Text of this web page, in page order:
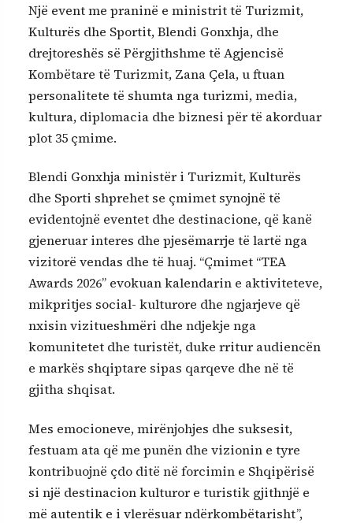
Një event me praninë e ministrit të Turizmit,
Kulturës dhe Sportit, Blendi Gonxhja, dhe
drejtoreshës së Përgjithshme të Agjencisë
Kombëtare të Turizmit, Zana Çela, u ftuan
personalitete të shumta nga turizmi, media,
kultura, diplomacia dhe biznesi për të akorduar
plot 35 çmime.
Blendi Gonxhja ministër i Turizmit, Kulturës
dhe Sporti shprehet se çmimet synojnë të
evidentojnë eventet dhe destinacione, që kanë
gjeneruar interes dhe pjesëmarrje të lartë nga
vizitorë vendas dhe të huaj. “Çmimet “TEA
Awards 2026” evokuan kalendarin e aktiviteteve,
mikpritjes social- kulturore dhe ngjarjeve që
nxisin vizitueshmëri dhe ndjekje nga
komunitetet dhe turistët, duke rritur audiencën
e markës shqiptare sipas qarqeve dhe në të
gjitha shqisat.
Mes emocioneve, mirënjohjes dhe suksesit,
festuam ata që me punën dhe vizionin e tyre
kontribuojnë çdo ditë në forcimin e Shqipërisë
si një destinacion kulturor e turistik gjithnjë e
më autentik e i vlerësuar ndërkombëtarisht”,